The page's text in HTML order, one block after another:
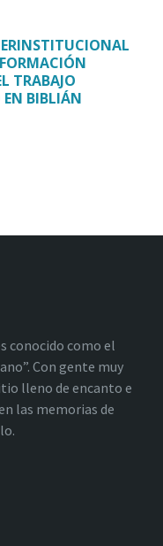
TRABAJO
BIBLIÁN
conocido como el
Con gente muy
lleno de encanto e
las memorias de